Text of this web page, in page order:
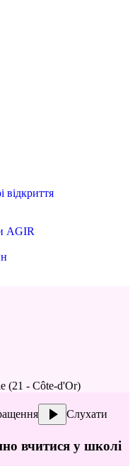
відкриття
AGIR
(21 - Côte-d'Or)
Слухати
вчитися у школі